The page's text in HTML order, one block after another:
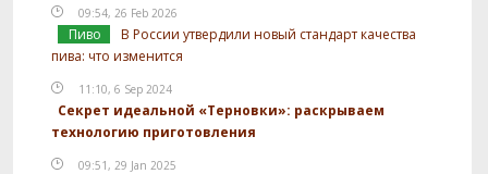
09:54, 26 Feb 2026
Пиво
В России утвердили новый стандарт качества
пива: что изменится
11:10, 6 Sep 2024
Секрет идеальной «Терновки»: раскрываем
технологию приготовления
09:51, 29 Jan 2025